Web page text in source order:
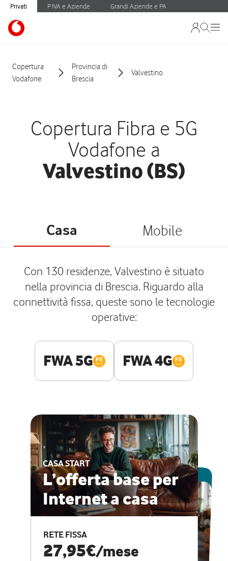
Privati P.IVA e Aziende Grandi Aziende e PA
Copertura
Vodafone
Provincia di
Brescia
Valvestino
Copertura Fibra e 5G
Vodafone a
Valvestino (BS)
Casa Mobile
Con 130 residenze, Valvestino è situato
nella provincia di Brescia. Riguardo alla
connettività fissa, queste sono le tecnologie
operative:
FWA 5G FWA 4G
CASA START
L’offerta base per
Internet a casa
RETE FISSA
27,95€/mese
ESCLUSIVA ONLINE
CASA PRO
Internet veloce e
vantaggi speciali